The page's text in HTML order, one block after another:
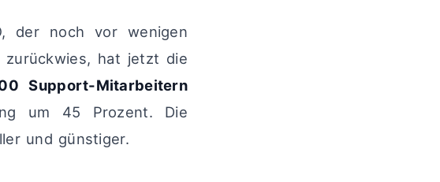
der noch vor wenigen
zurückwies, hat jetzt die
Support-Mitarbeitern
um 45 Prozent. Die
und günstiger.